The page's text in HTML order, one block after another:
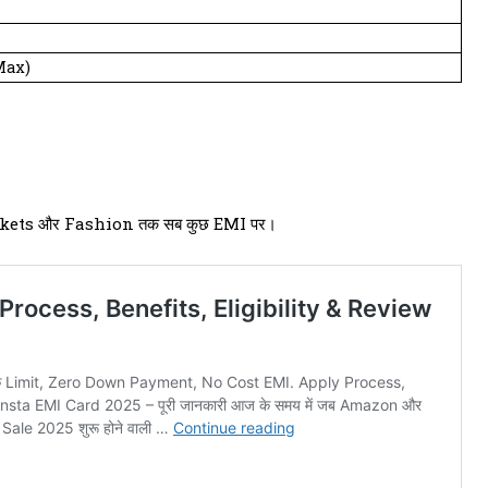
और Fashion तक सब कुछ EMI पर।